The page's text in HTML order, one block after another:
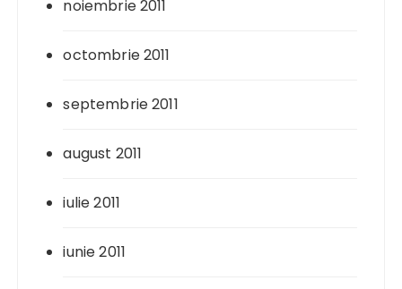
noiembrie 2011
octombrie 2011
septembrie 2011
august 2011
iulie 2011
iunie 2011